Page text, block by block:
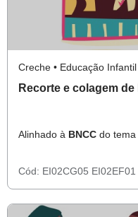
Creche • Educação Infantil
Recorte e colagem
Alinhado à BNCC do tema .
Cód: EI02CG05 EI02EF01